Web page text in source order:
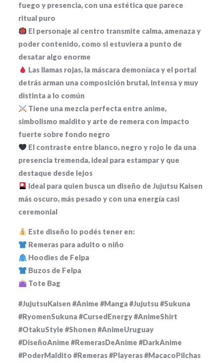
fuego y presencia, con una estética que parece
ritual puro
El personaje al centro transmite calma, amenaza y
poder contenido, como si estuviera a punto de
desatar algo enorme
Las llamas rojas, la máscara demoníaca y el portal
detrás arman una composición brutal, intensa y muy
distinta a lo común
Tiene una mezcla perfecta entre anime,
simbolismo maldito y arte de remera con impacto
fuerte sobre fondo negro
El contraste entre blanco, negro y rojo le da una
presencia tremenda, ideal para estampar y que
destaque desde lejos
Ideal para quien busca un diseño de Jujutsu Kaisen
más oscuro, más pesado y con una energía casi
ceremonial
Este diseño lo podés tener en:
Remeras para adulto o niño
Hoodies de Felpa
Buzos de Felpa
Tote Bag
#JujutsuKaisen #Anime #Manga #Jujutsu #Sukuna
#RyomenSukuna #CursedEnergy #AnimeShirt
#OtakuStyle #Shonen #AnimeUruguay
#DiseñoAnime #RemerasDeAnime #DarkAnime
#PoderMaldito #Remeras #Playeras #MacacoPilchas